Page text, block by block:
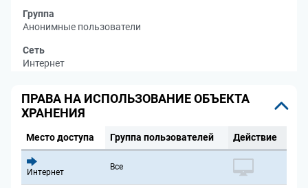
Группа
Анонимные пользователи
Сеть
Интернет
ПРАВА НА ИСПОЛЬЗОВАНИЕ ОБЪЕКТА
ХРАНЕНИЯ
Место доступа Группа пользователей Действие
Интернет
Все